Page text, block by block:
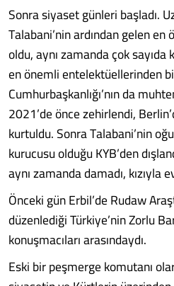
Sonra siyaset günleri başladı.
Talabani’nin ardından gelen
oldu, aynı zamanda çok
en önemli entelektüellerinden
Cumhurbaşkanlığı’nın da
2021’de önce zehirlendi,
kurtuldu. Sonra Talabani’nin
kurucusu olduğu KYB’den
aynı zamanda damadı, kızıyla
Önceki gün Erbil’de Rudaw
düzenlediği Türkiye’nin Zorlu
konuşmacıları arasındaydı.
Eski bir peşmerge komutanı